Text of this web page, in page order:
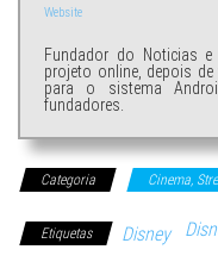
Website
Fundador do Noticias
projeto online, depois
para o sistema
fundadores.
Categoria Cinema,
Etiquetas Disney